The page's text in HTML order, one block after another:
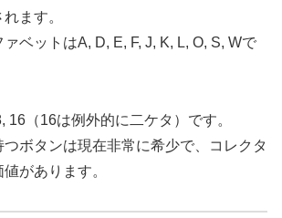
ます。
ベットはA, D, E, F, J, K, L, O, S, Wで
16（16は例外的に二ケタ）です。
つボタンは現在非常に希少で、コレクタ
があります。